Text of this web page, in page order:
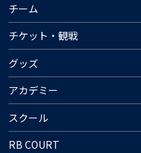
チーム
チケット・観戦
グッズ
アカデミー
スクール
RB COURT